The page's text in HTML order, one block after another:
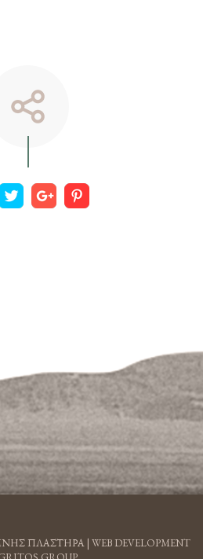
ΠΛΑΣΤΗΡΑ | WEB DEVELOPMENT